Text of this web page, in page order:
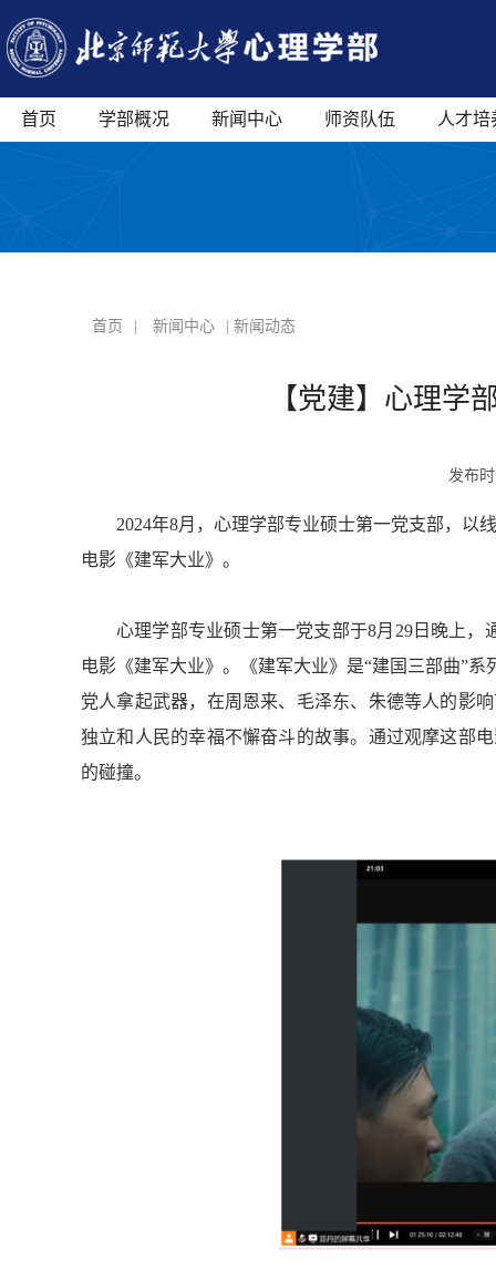
首页 学部概况 新闻中心 师资队伍 人才培
首页 新闻中心 | 新闻动态
【党建】心理学
发布
2024年8月，心理学部专业硕士第一党支部，以
电影《建军大业》。
心理学部专业硕士第一党支部于8月29日晚上
电影《建军大业》。
《建军大业》是“建国三部曲”
党人拿起武器，在周恩来、毛泽东、朱德等人的影
独立和人民的幸福不懈奋斗的故事。 通过观摩这部
的碰撞。